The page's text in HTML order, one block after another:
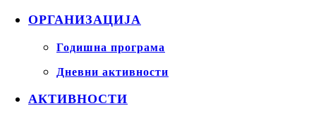
ОРГАНИЗАЦИЈА
Годишна програма
Дневни активности
АКТИВНОСТИ